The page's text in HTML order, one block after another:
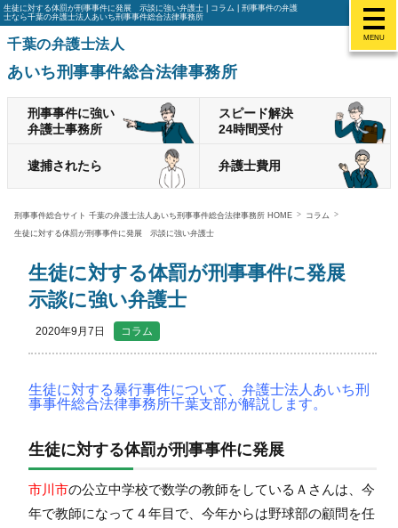
MENU
生徒に対する体罰が刑事事件に発展 示談に強い弁護士 | コラム | 刑事事件の弁護
士なら千葉の弁護士法人あいち刑事事件総合法律事務所
千葉の弁護士法人
あいち刑事事件総合法律事務所
刑事事件に強い
弁護士事務所
スピード解決
24時間受付
逮捕されたら 弁護士費用
刑事事件総合サイト 千葉の弁護士法人あいち刑事事件総合法律事務所 HOME
コラム
生徒に対する体罰が刑事事件に発展 示談に強い弁護士
生徒に対する体罰が刑事事件に発展
示談に強い弁護士
2020年9月7日 コラム
生徒に対する暴行事件について、弁護士法人あいち刑
事事件総合法律事務所千葉支部が解説します。
生徒に対する体罰が刑事事件に発展
市川市の公立中学校で数学の教師をしているＡさんは、今
年で教師になって４年目で、今年からは野球部の顧問を任